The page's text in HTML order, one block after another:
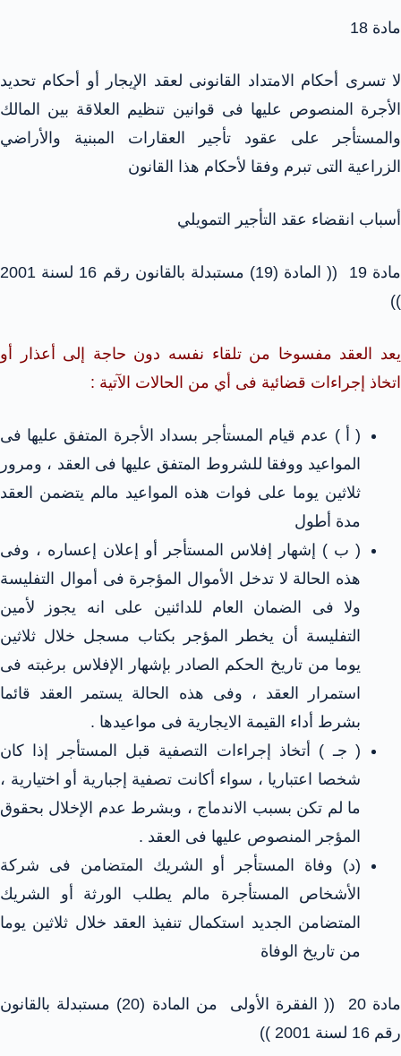
مادة 18
لا تسرى أحكام الامتداد القانونى لعقد الإيجار أو أحكام تحديد
الأجرة المنصوص عليها فى قوانين تنظيم العلاقة بين المالك
والمستأجر على عقود تأجير العقارات المبنية والأراضي
الزراعية التى تبرم وفقا لأحكام هذا القانون
أسباب انقضاء عقد التأجير التمويلي
مادة 19 (( المادة (19) مستبدلة بالقانون رقم 16 لسنة 2001
))
يعد العقد مفسوخا من تلقاء نفسه دون حاجة إلى أعذار أو
اتخاذ إجراءات قضائية فى أي من الحالات الآتية :
( أ ) عدم قيام المستأجر بسداد الأجرة المتفق عليها فى
المواعيد ووفقا للشروط المتفق عليها فى العقد ، ومرور
ثلاثين يوما على فوات هذه المواعيد مالم يتضمن العقد
مدة أطول
( ب ) إشهار إفلاس المستأجر أو إعلان إعساره ، وفى
هذه الحالة لا تدخل الأموال المؤجرة فى أموال التفليسة
ولا فى الضمان العام للدائنين على انه يجوز لأمين
التفليسة أن يخطر المؤجر بكتاب مسجل خلال ثلاثين
يوما من تاريخ الحكم الصادر بإشهار الإفلاس برغبته فى
استمرار العقد ، وفى هذه الحالة يستمر العقد قائما
بشرط أداء القيمة الايجارية فى مواعيدها .
( جـ ) أتخاذ إجراءات التصفية قبل المستأجر إذا كان
شخصا اعتباريا ، سواء أكانت تصفية إجبارية أو اختيارية ،
ما لم تكن بسبب الاندماج ، وبشرط عدم الإخلال بحقوق
المؤجر المنصوص عليها فى العقد .
(د) وفاة المستأجر أو الشريك المتضامن فى شركة
الأشخاص المستأجرة مالم يطلب الورثة أو الشريك
المتضامن الجديد استكمال تنفيذ العقد خلال ثلاثين يوما
من تاريخ الوفاة
مادة 20 (( الفقرة الأولى من المادة (20) مستبدلة بالقانون
رقم 16 لسنة 2001 ))